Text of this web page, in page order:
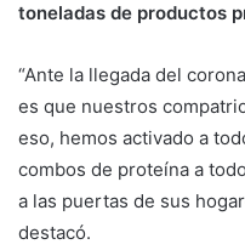
toneladas de productos
“Ante la llegada del
es que nuestros
eso, hemos activado a
combos de proteína a
a las puertas de sus
destacó.